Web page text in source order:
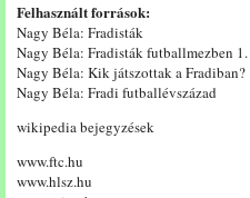
Felhasznált források:
Nagy Béla: Fradisták
Nagy Béla: Fradisták futballmezben
Nagy Béla: Kik játszottak a Fradiban?
Nagy Béla: Fradi futballévszázad
wikipedia bejegyzések
www.ftc.hu
www.hlsz.hu